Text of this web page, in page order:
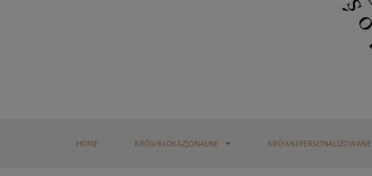
HOME KRÓWKI OKAZJONALNE KRÓWKI PERSONALIZOWANE